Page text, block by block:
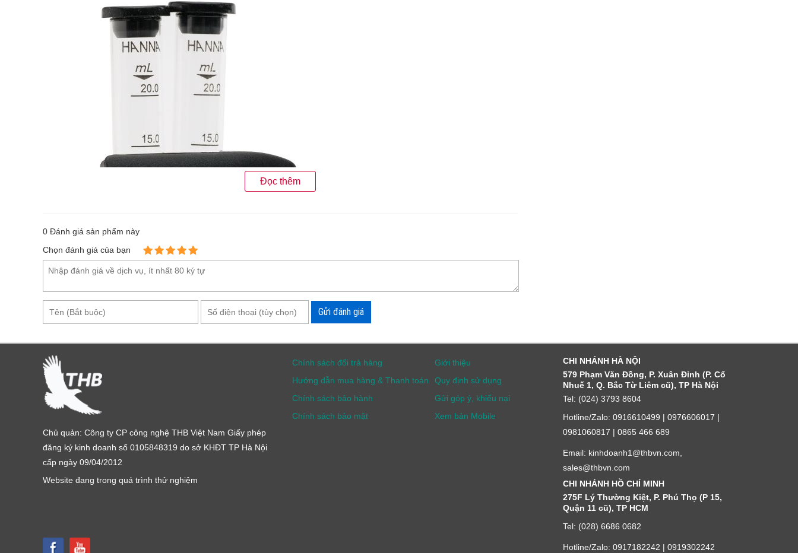
Đọc thêm
0 Đánh giá sản phẩm này
Chọn đánh giá của bạn
Gửi đánh giá
Chủ quản: Công ty CP công nghệ THB Việt Nam Giấy phép
đăng ký kinh doanh số 0105848319 do sở KHĐT TP Hà Nội
cấp ngày 09/04/2012
Website đang trong quá trình thử nghiệm
Chính sách đổi trả hàng
Hướng dẫn mua hàng & Thanh toán
Chính sách bảo hành
Chính sách bảo mật
Giới thiệu
Quy định sử dụng
Gửi góp ý, khiếu nại
Xem bản Mobile
CHI NHÁNH HÀ NỘI
579 Phạm Văn Đồng, P. Xuân Đỉnh (P. Cổ
Nhuế 1, Q. Bắc Từ Liêm cũ), TP Hà Nội
Tel: (024) 3793 8604
Hotline/Zalo: 0916610499 | 0976606017 |
0981060817 | 0865 466 689
Email: kinhdoanh1@thbvn.com,
sales@thbvn.com
CHI NHÁNH HỒ CHÍ MINH
275F Lý Thường Kiệt, P. Phú Thọ (P 15,
Quận 11 cũ), TP HCM
Tel: (028) 6686 0682
Hotline/Zalo: 0917182242 | 0919302242